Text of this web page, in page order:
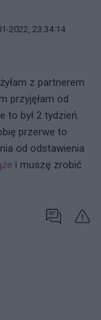
2022, 23:34:14
z partnerem
przyjęłam od
to był 2 tydzień.
przerwe to
od odstawienia
i muszę zrobić